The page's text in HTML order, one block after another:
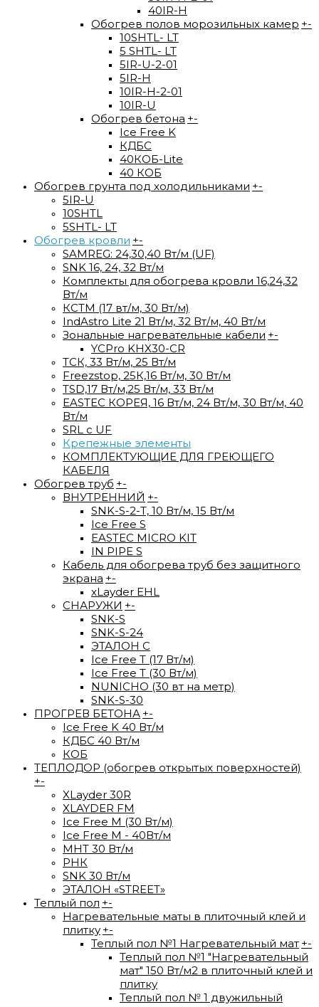
40IR-H
Обогрев полов морозильных камер +-
10SHTL- LT
5 SHTL- LT
5IR-U-2-01
5IR-H
10IR-H-2-01
10IR-U
Обогрев бетона +-
Ice Free K
КДБС
40КОБ-Lite
40 КОБ
Обогрев грунта под холодильниками +-
5IR-U
10SHTL
5SHTL- LT
Обогрев кровли +-
SAMREG: 24,30,40 Вт/м (UF)
SNK 16, 24, 32 Вт/м
Комплекты для обогрева кровли 16,24,32
Вт/м
КСТМ (17 вт/м, 30 Вт/м)
IndAstro Lite 21 Вт/м, 32 Вт/м, 40 Вт/м
Зональные нагревательные кабели +-
YCPro KHX30-CR
ТСК, 33 Вт/м, 25 Вт/м
Freezstop, 25К,16 Вт/м, 30 Вт/м
TSD,17 Вт/м,25 Вт/м, 33 Вт/м
EASTEC КОРЕЯ, 16 Вт/м, 24 Вт/м, 30 Вт/м, 40
Вт/м
SRL с UF
Крепежные элементы
КОМПЛЕКТУЮЩИЕ ДЛЯ ГРЕЮЩЕГО
КАБЕЛЯ
Обогрев труб +-
ВНУТРЕННИЙ +-
SNK-S-2-T, 10 Вт/м, 15 Вт/м
Ice Free S
EASTEC MICRO KIT
IN PIPE S
Кабель для обогрева труб без защитного
экрана +-
xLayder EHL
СНАРУЖИ +-
SNK-S
SNK-S-24
ЭТАЛОН С
Ice Free T (17 Вт/м)
Ice Free T (30 Вт/м)
NUNICHO (30 вт на метр)
SNK-S-30
ПРОГРЕВ БЕТОНА +-
Ice Free K 40 Вт/м
КДБС 40 Вт/м
КОБ
ТЕПЛОДОР (обогрев открытых поверхностей)
+-
XLayder 30R
XLAYDER FM
Ice Free М (30 Вт/м)
Ice Free M - 40Вт/м
МНТ 30 Вт/м
РНК
SNK 30 Вт/м
ЭТАЛОН «STREET»
Теплый пол +-
Нагревательные маты в плиточный клей и
плитку +-
Теплый пол №1 Нагревательный мат +-
Теплый пол №1 "Нагревательный
мат" 150 Вт/м2 в плиточный клей и
плитку
Теплый пол № 1 двужильный